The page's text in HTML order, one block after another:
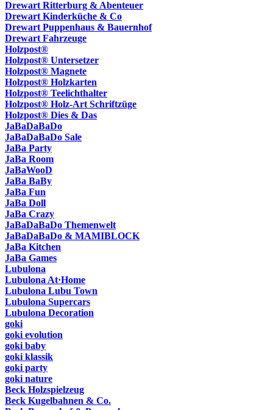
Drewart Ritterburg & Abenteuer
Drewart Kinderküche & Co
Drewart Puppenhaus & Bauernhof
Drewart Fahrzeuge
Holzpost®
Holzpost® Untersetzer
Holzpost® Magnete
Holzpost® Holzkarten
Holzpost® Teelichthalter
Holzpost® Holz-Art Schriftzüge
Holzpost® Dies & Das
JaBaDaBaDo
JaBaDaBaDo Sale
JaBa Party
JaBa Room
JaBaWooD
JaBa BaBy
JaBa Fun
JaBa Doll
JaBa Crazy
JaBaDaBaDo Themenwelt
JaBaDaBaDo & MAMIBLOCK
JaBa Kitchen
JaBa Games
Lubulona
Lubulona At·Home
Lubulona Lubu Town
Lubulona Supercars
Lubulona Decoration
goki
goki evolution
goki baby
goki klassik
goki party
goki nature
Beck Holzspielzeug
Beck Kugelbahnen & Co.